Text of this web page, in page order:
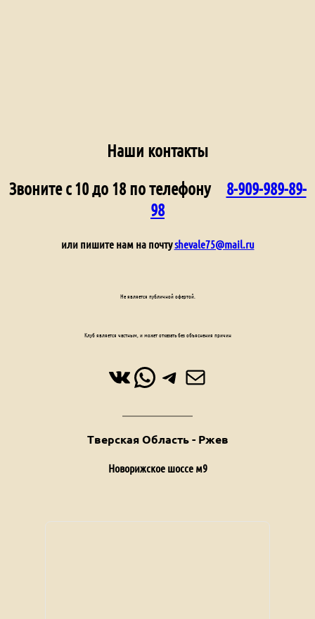
Наши контакты
Звоните с 10 до 18 по телефону
8-909-989-89-
98
или пишите нам на почтуshevale75@mail.ru
ВКонтакте
WhatsApp
Telegram
Почта
Тверская Область - Ржев
Новорижское шоссе м9